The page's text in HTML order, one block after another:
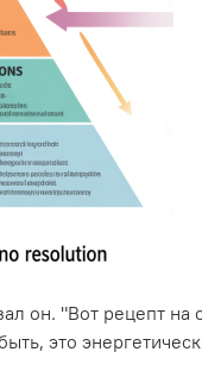
он. "Вот рецепт на
это